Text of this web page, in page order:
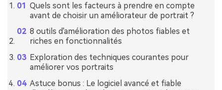
Quels sont les facteurs à prendre en compte
avant de choisir un améliorateur de portrait ?
8 outils d'amélioration des photos fiables et
riches en fonctionnalités
Exploration des techniques courantes pour
améliorer vos portraits
Astuce bonus : Le logiciel avancé et fiable